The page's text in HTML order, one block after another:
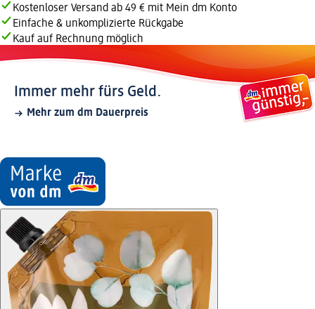
Kostenloser Versand ab 49 € mit Mein dm Konto
Einfache & unkomplizierte Rückgabe
Kauf auf Rechnung möglich
Immer mehr fürs Geld.
Mehr zum dm Dauerpreis